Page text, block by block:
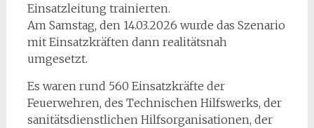
Einsatzleitung trainierten.
Am Samstag, den 14.03.2026 wurde das Szenario
mit Einsatzkräften dann realitätsnah
umgesetzt.
Es waren rund 560 Einsatzkräfte der
Feuerwehren, des Technischen Hilfswerks, der
sanitätsdienstlichen Hilfsorganisationen, der